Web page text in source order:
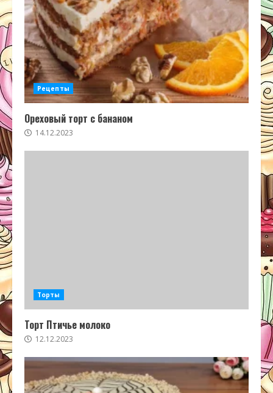
Рецепты
Ореховый торт с бананом
14.12.2023
Торты
Торт Птичье молоко
12.12.2023